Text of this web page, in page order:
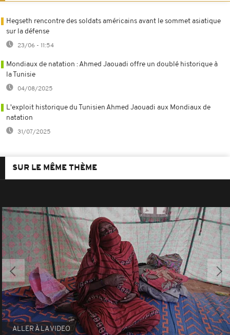
Hegseth rencontre des soldats américains avant le sommet asiatique
sur la défense
23/06 - 11:54
Mondiaux de natation : Ahmed Jaouadi offre un doublé historique à
la Tunisie
04/08/2025
L'exploit historique du Tunisien Ahmed Jaouadi aux Mondiaux de
natation
31/07/2025
SUR LE MÊME THÈME
ALLER À LA VIDEO